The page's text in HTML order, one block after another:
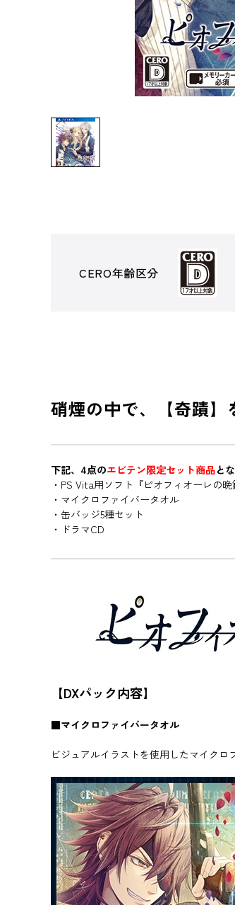
CERO年齢区分
硝煙の中で、【奇蹟
下記、4点のエビテン限定セット商品と
・PS Vita用ソフト『ピオフィオーレの
・マイクロファイバータオル
・缶バッジ5種セット
・ドラマCD
【DXパック内容】
■マイクロファイバータオル
ビジュアルイラストを使用したマイクロ